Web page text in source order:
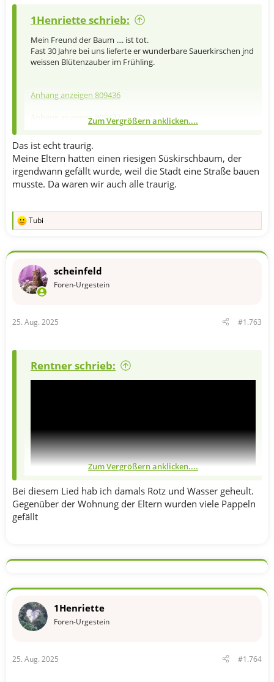
1Henriette schrieb:
Mein Freund der Baum .... ist tot.
Fast 30 Jahre bei uns lieferte er wunderbare Sauerkirschen jnd
weissen Blütenzauber im Frühling.
Anhang anzeigen 809436
Anhang anzeigen 809437
Anhang anzeigen 809438
Zum Vergrößern anklicken....
Das ist echt traurig.
Meine Eltern hatten einen riesigen Süskirschbaum, der
irgendwann gefällt wurde, weil die Stadt eine Straße bauen
musste. Da waren wir auch alle traurig.
R
k
o
:
Tubi
scheinfeld
Foren-Urgestein
25. Aug. 2025 #1.763
Rentner schrieb:
Zum Vergrößern anklicken....
Bei diesem Lied hab ich damals Rotz und Wasser geheult.
Gegenüber der Wohnung der Eltern wurden viele Pappeln
gefällt
1Henriette
Foren-Urgestein
25. Aug. 2025 #1.764